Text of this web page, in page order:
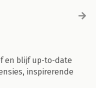
en blijf up-to-date
inspirerende